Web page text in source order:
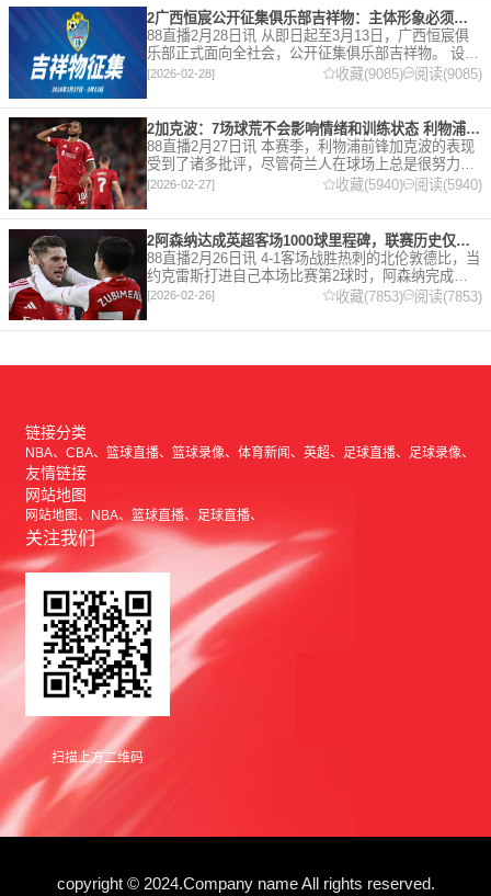
2广西恒宸公开征集俱乐部吉祥物：主体形象必须为龙
88直播2月28日讯 从即日起至3月13日，广西恒宸俱
乐部正式面向全社会，公开征集俱乐部吉祥物。 设计
要求 1. 主体形象：必须为龙。龙，是中华民族的精神
[2026-02-28] 收藏(9085) 阅读(9085)
2加克波：7场球荒不会影响情绪和训练状态 利物浦如今已不容有失
88直播2月27日讯 本赛季，利物浦前锋加克波的表现
受到了诸多批评，尽管荷兰人在球场上总是很努力。
在接受天空体育采访时，他谈论了诸多话题。 关于球
队对赛季目前情况的看法 这是一个很好的问题。这个
赛季并
[2026-02-27] 收藏(5940) 阅读(5940)
2阿森纳达成英超客场1000球里程碑，联赛历史仅次于曼联的1063球
88直播2月26日讯 4-1客场战胜热刺的北伦敦德比，当
约克雷斯打进自己本场比赛第2球时，阿森纳完成了
一项了不起的成就，枪手成为英超历史第2支在客场
打进1000球的球队，仅次于曼联的1063球。阿森纳
[2026-02-26] 收藏(7853) 阅读(7853)
链接分类
NBA CBA 篮球直播 篮球录像 体育新闻 英超 足球直播 足球录像
友情链接
网站地图
网站地图 NBA 篮球直播 足球直播
关注我们
扫描上方二维码
copyright © 2024.Company name All rights reserved.